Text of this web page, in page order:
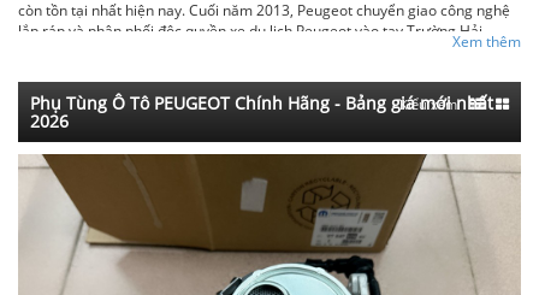
còn tồn tại nhất hiện nay. Cuối năm 2013, Peugeot chuyển giao công nghệ
lắp ráp và phân phối độc quyền xe du lịch Peugeot vào tay Trường Hải
(Thaco). Hiện tại, Peugeot phân phối tại nước ta với 4 dòng sản phẩm, bao
tùng ô tô TTC cung cấp các sản phẩm phụ tùng ô tô Peugeot mới, chính
hãng với mức giá tốt nhất hiện nay.
Xem thêm
Phụ Tùng Ô Tô PEUGEOT Chính Hãng - Bảng giá mới nhất
2026
Kiểu xem: